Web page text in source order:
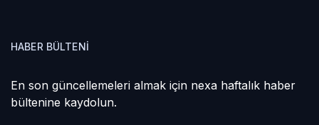
HABER BÜLTENI
En son güncellemeleri almak için nexa haftalık haber
bültenine kaydolun.